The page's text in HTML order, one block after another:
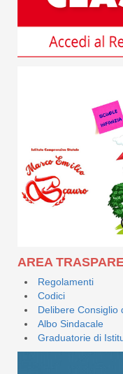
AREA
Regolamenti
Codici
Delibere Consiglio
Albo Sindacale
Graduatorie di